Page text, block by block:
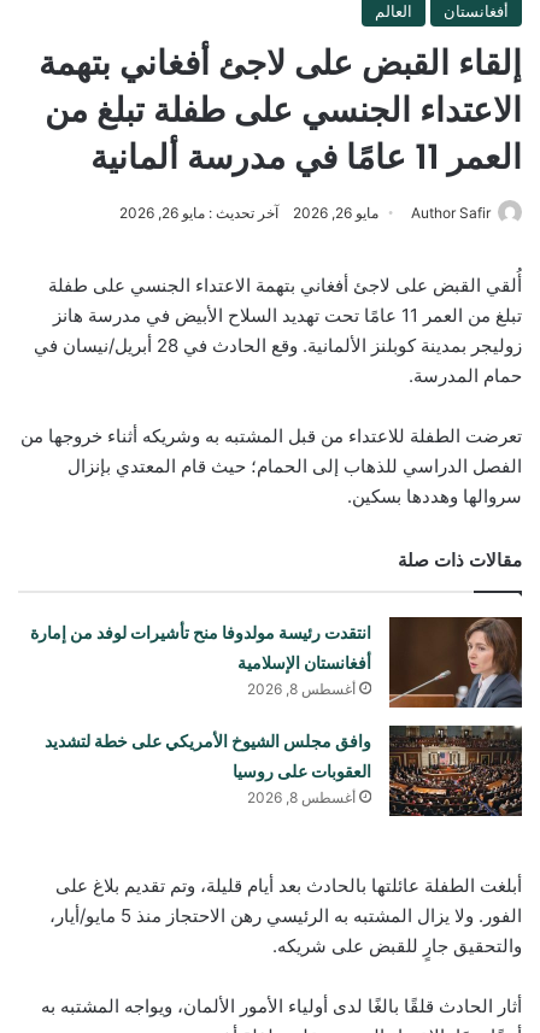
أفغانستان العالم
إلقاء القبض على لاجئ أفغاني بتهمة
الاعتداء الجنسي على طفلة تبلغ من
العمر 11 عامًا في مدرسة ألمانية
Author Safir مايو 26, 2026 آخر تحديث : مايو 26, 2026
أُلقي القبض على لاجئ أفغاني بتهمة الاعتداء الجنسي على طفلة
تبلغ من العمر 11 عامًا تحت تهديد السلاح الأبيض في مدرسة هانز
زوليجر بمدينة كوبلنز الألمانية. وقع الحادث في 28 أبريل/نيسان في
حمام المدرسة.
تعرضت الطفلة للاعتداء من قبل المشتبه به وشريكه أثناء خروجها من
الفصل الدراسي للذهاب إلى الحمام؛ حيث قام المعتدي بإنزال
سروالها وهددها بسكين.
مقالات ذات صلة
انتقدت رئيسة مولدوفا منح تأشيرات لوفد من إمارة
أفغانستان الإسلامية
أغسطس 8, 2026
وافق مجلس الشيوخ الأمريكي على خطة لتشديد
العقوبات على روسيا
أغسطس 8, 2026
أبلغت الطفلة عائلتها بالحادث بعد أيام قليلة، وتم تقديم بلاغ على
الفور. ولا يزال المشتبه به الرئيسي رهن الاحتجاز منذ 5 مايو/أيار،
والتحقيق جارٍ للقبض على شريكه.
أثار الحادث قلقًا بالغًا لدى أولياء الأمور الألمان، ويواجه المشتبه به